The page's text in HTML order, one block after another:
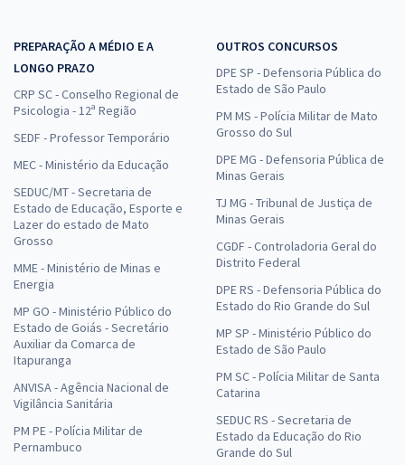
PREPARAÇÃO A MÉDIO E A
LONGO PRAZO
CRP SC - Conselho Regional de
Psicologia - 12ª Região
SEDF - Professor Temporário
MEC - Ministério da Educação
SEDUC/MT - Secretaria de
Estado de Educação, Esporte e
Lazer do estado de Mato
Grosso
MME - Ministério de Minas e
Energia
MP GO - Ministério Público do
Estado de Goiás - Secretário
Auxiliar da Comarca de
Itapuranga
ANVISA - Agência Nacional de
Vigilância Sanitária
PM PE - Polícia Militar de
Pernambuco
OUTROS CONCURSOS
DPE SP - Defensoria Pública do
Estado de São Paulo
PM MS - Polícia Militar de Mato
Grosso do Sul
DPE MG - Defensoria Pública de
Minas Gerais
TJ MG - Tribunal de Justiça de
Minas Gerais
CGDF - Controladoria Geral do
Distrito Federal
DPE RS - Defensoria Pública do
Estado do Rio Grande do Sul
MP SP - Ministério Público do
Estado de São Paulo
PM SC - Polícia Militar de Santa
Catarina
SEDUC RS - Secretaria de
Estado da Educação do Rio
Grande do Sul